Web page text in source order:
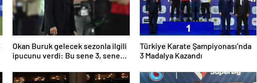
Okan Buruk gelecek sezonla ilgili
ipucunu verdi: Bu sene 3, seneye
Türkiye Karate Şampiyonası’nda
3 Madalya Kazandı